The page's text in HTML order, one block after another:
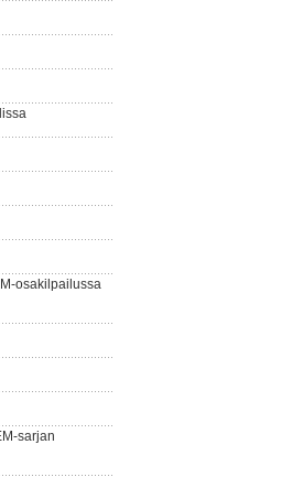
osakilpailussa
sarjan